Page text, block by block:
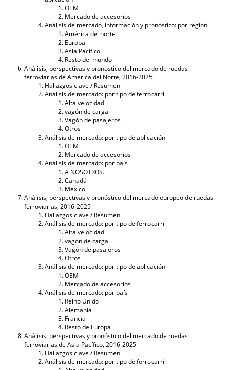
OEM
Mercado de accesorios
Análisis de mercado, información y pronóstico: por región
América del norte
Europa
Asia Pacífico
Resto del mundo
Análisis, perspectivas y pronóstico del mercado de ruedas
ferroviarias de América del Norte, 2016-2025
Hallazgos clave / Resumen
Análisis de mercado: por tipo de ferrocarril
Alta velocidad
vagón de carga
Vagón de pasajeros
Otros
Análisis de mercado: por tipo de aplicación
OEM
Mercado de accesorios
Análisis de mercado: por país
A NOSOTROS.
Canadá
México
Análisis, perspectivas y pronóstico del mercado europeo de ruedas
ferroviarias, 2016-2025
Hallazgos clave / Resumen
Análisis de mercado: por tipo de ferrocarril
Alta velocidad
vagón de carga
Vagón de pasajeros
Otros
Análisis de mercado: por tipo de aplicación
OEM
Mercado de accesorios
Análisis de mercado: por país
Reino Unido
Alemania
Francia
Resto de Europa
Análisis, perspectivas y pronóstico del mercado de ruedas
ferroviarias de Asia Pacífico, 2016-2025
Hallazgos clave / Resumen
Análisis de mercado: por tipo de ferrocarril